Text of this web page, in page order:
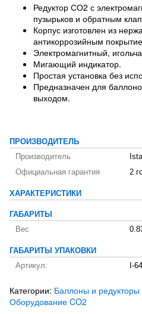
Редуктор СО2 с
пузырьков и обратным
Корпус изготовлен из
антикоррозийным
Электромагнитный,
Мигающий индикатор.
Простая установка без
Предназначен для
выходом.
ПРОИЗВОДИТЕЛЬ
Производитель
Официальная гарантия
2
ХАРАКТЕРИСТИКИ
ГАБАРИТЫ
Вес
ГАБАРИТЫ УПАКОВКИ
Артикул:
I-
Категории: Баллоны и редукторы
Оборудование CO2